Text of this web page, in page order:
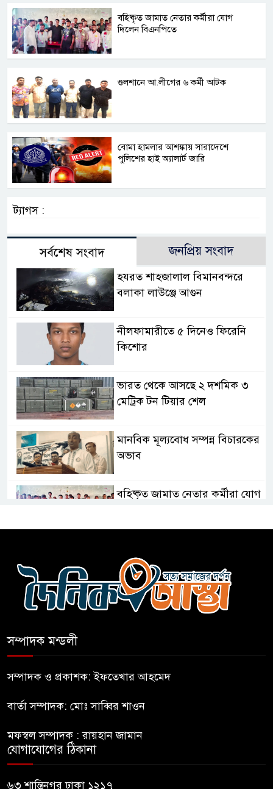
বহিষ্কৃত জামাত নেতার কর্মীরা যোগ
দিলেন বিএনপিতে
গুলশানে আ.লীগের ৬ কর্মী আটক
বোমা হামলার আশঙ্কায় সারাদেশে
পুলিশের হাই অ্যালার্ট জারি
ট্যাগস :
সর্বশেষ সংবাদ জনপ্রিয় সংবাদ
হযরত শাহজালাল বিমানবন্দরে
বলাকা লাউঞ্জে আগুন
নীলফামারীতে ৫ দিনেও ফিরেনি
কিশোর
ভারত থেকে আসছে ২ দশমিক ৩
মেট্রিক টন টিয়ার শেল
মানবিক মূল্যবোধ সম্পন্ন বিচারকের
অভাব
বহিষ্কৃত জামাত নেতার কর্মীরা যোগ
বোমা হামলার আশঙ্কায় সারাদেশে
পুলিশের হাই অ্যালার্ট জারি
ইউনূস
নাটোরে পর্যটনমন্ত্রীকে হত্যার চেষ্টা;
সম্পাদক মন্ডলী
সম্পাদক ও প্রকাশক: ইফতেখার আহমেদ
বার্তা সম্পাদক: মোঃ সাব্বির শাওন
মফস্বল সম্পাদক : রায়হান জামান
যোগাযোগের ঠিকানা
৬৩ শান্তিনগর ঢাকা ১২১৭